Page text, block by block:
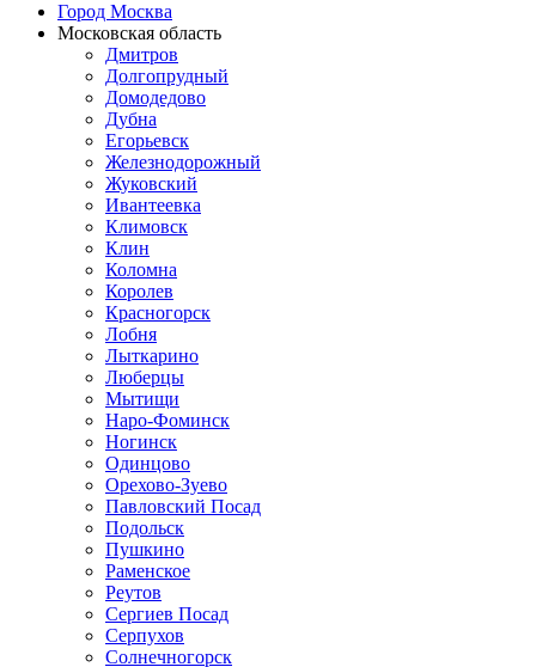
Город Москва
Московская область
Дмитров
Долгопрудный
Домодедово
Дубна
Егорьевск
Железнодорожный
Жуковский
Ивантеевка
Климовск
Клин
Коломна
Королев
Красногорск
Лобня
Лыткарино
Люберцы
Мытищи
Наро-Фоминск
Ногинск
Одинцово
Орехово-Зуево
Павловский Посад
Подольск
Пушкино
Раменское
Реутов
Сергиев Посад
Серпухов
Солнечногорск